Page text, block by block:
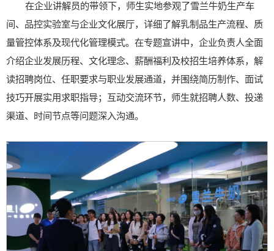
在企业讲解员的带领下，师生实地参观了雪兰牛奶生产车
间、品控实验室与企业文化展厅，详细了解乳制品生产流程、质
量管控体系及现代化管理模式。在专题宣讲中，企业负责人全面
介绍企业发展历程、文化理念、薪酬福利及校招生培养体系，解
读招聘岗位、任职要求与职业发展通道，并围绕简历制作、面试
技巧开展实用求职指导；互动交流环节，师生就招聘人数、投递
渠道、时间节点等问题深入沟通。